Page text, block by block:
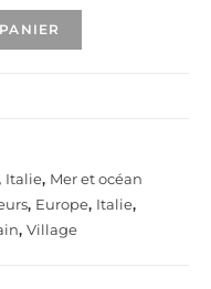
Italie, Mer et océan
, Europe, Italie,
, Village